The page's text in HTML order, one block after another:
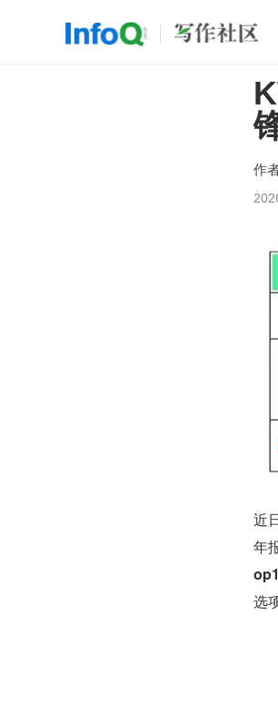
开源
作
近
年
选